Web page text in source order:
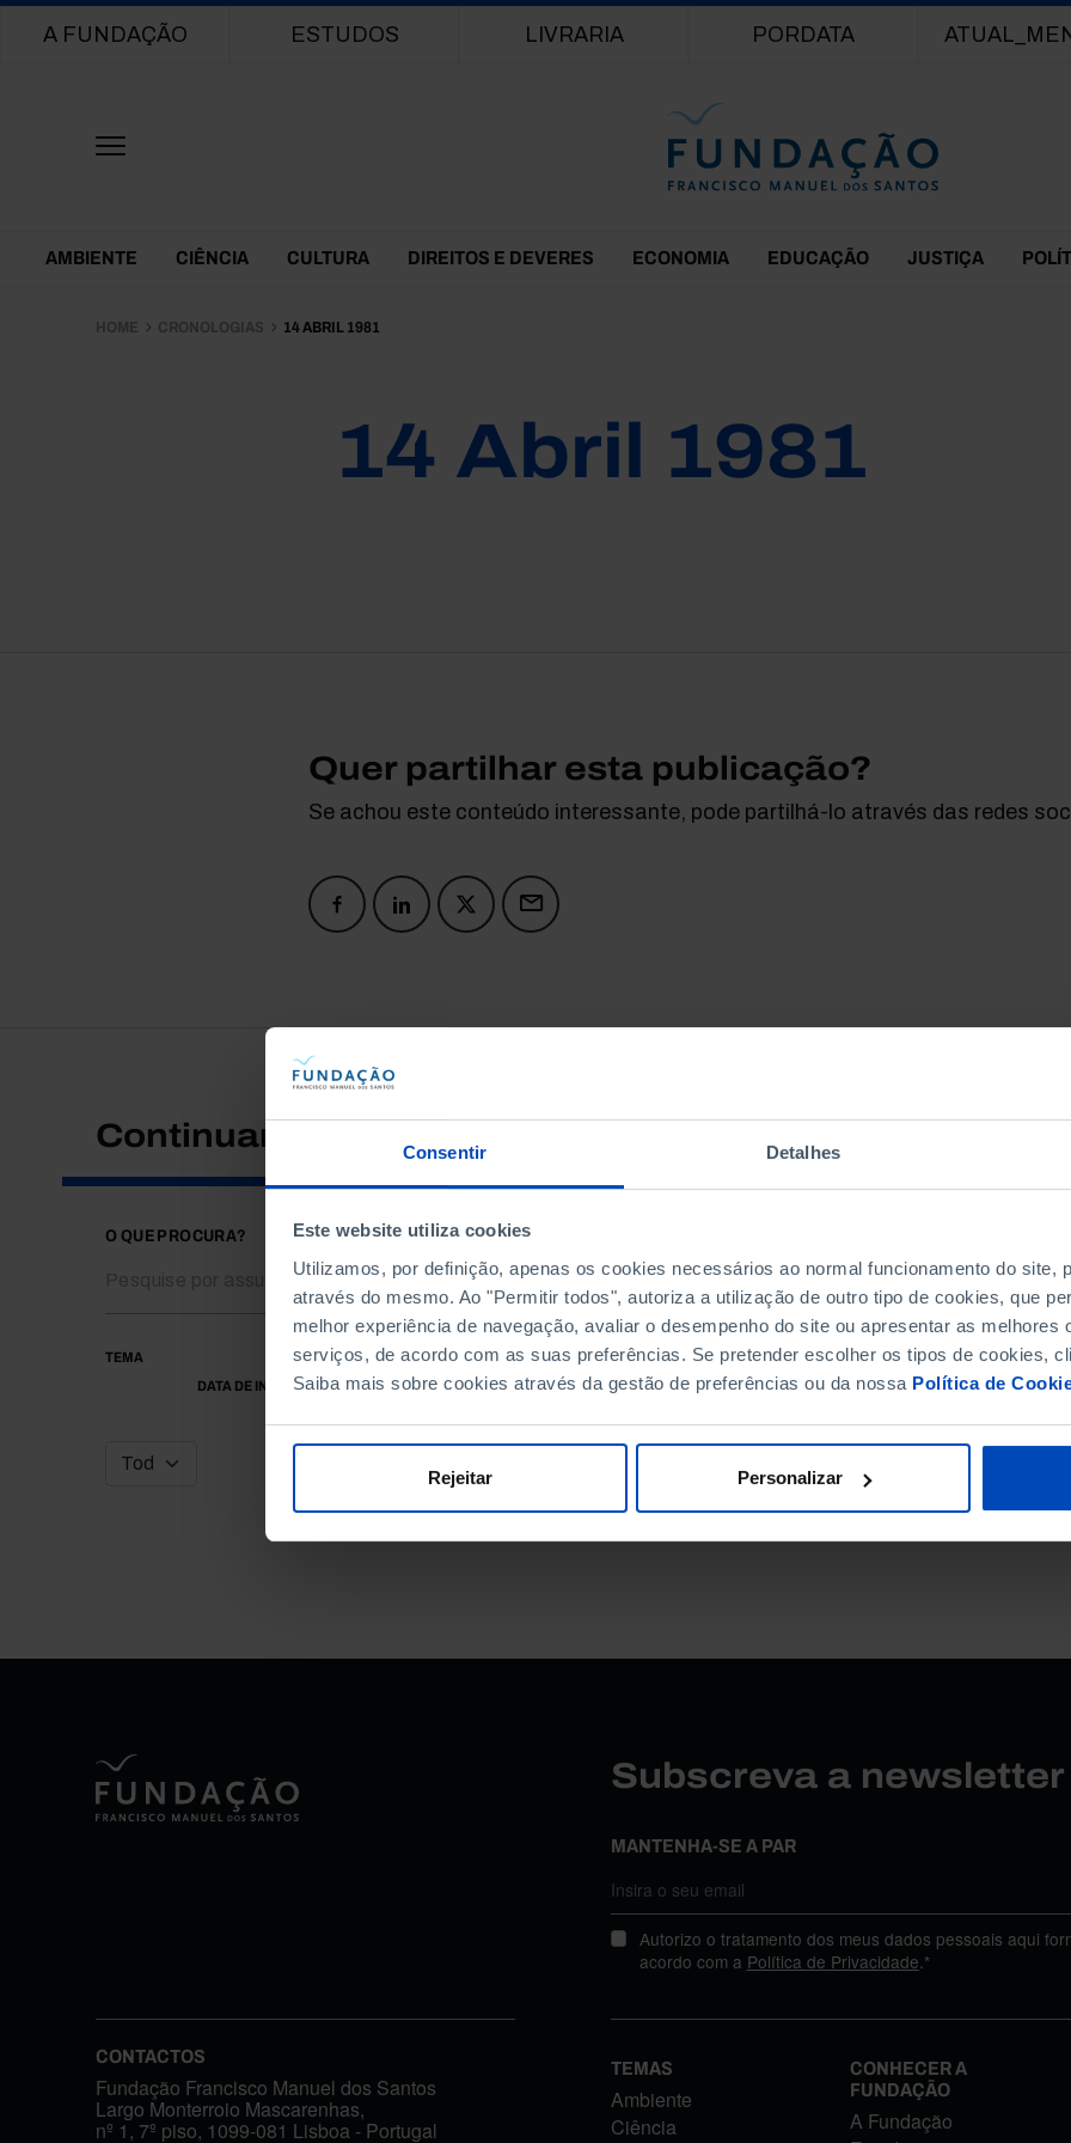
Consentir Detalhes
Este website utiliza cookies
Utilizamos, por definição, apenas os cookies necessários ao normal funcionamento do site,
através do mesmo. Ao "Permitir todos", autoriza a utilização de outro tipo de cookies, que
melhor experiência de navegação, avaliar o desempenho do site ou apresentar as melhores
serviços, de acordo com as suas preferências. Se pretender escolher os tipos de cookies,
Saiba mais sobre cookies através da gestão de preferências ou da nossa Política de
Rejeitar Personalizar
Main navigation
A FUNDAÇÃO ESTUDOS LIVRARIA PORDATA
Themes Menu
AMBIENTE CIÊNCIA CULTURA DIREITOS E DEVERES ECONOMIA EDUCAÇÃO JUSTIÇA
HOME CRONOLOGIAS 14 ABRIL 1981
14 Abril 1981
Quer partilhar esta publicação?
Se achou este conteúdo interessante, pode partilhá-lo através das redes
Continuar a pesquisar
O QUE PROCURA?
TEMA
DATA DE INÍCIO
DATA DE FIM
Subscreva a
MANTENHA-SE A PAR
Autorizo o tratamento dos meus dados pessoais aqui
acordo com a Política de Privacidade.*
CONTACTOS
Fundação Francisco Manuel dos Santos
Largo Monterroio Mascarenhas,
nº 1, 7º piso, 1099-081 Lisboa - Portugal
TEMAS
Ambiente
Ciência
CONHECER A
FUNDAÇÃO
A Fundação